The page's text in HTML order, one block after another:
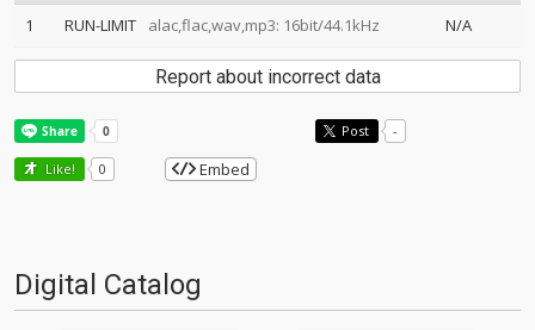
1 RUN-LIMIT alac,flac,wav,mp3: 16bit/44.1kHz N/A
Report about incorrect data
Post -
Like! 0 Embed
Digital Catalog